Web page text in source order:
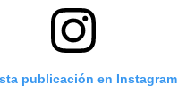
publicación en Instagram